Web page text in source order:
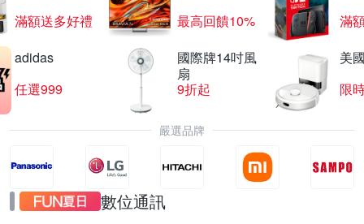
滿額送多好禮
最高回饋10%
滿
adidas
任選999
國際牌14吋風
扇
9折起
美
限
嚴選品牌
數位通訊